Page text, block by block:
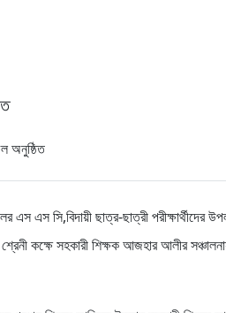
এস এস সি,বিদায়ী ছাত্র-ছাত্রী পরীক্ষার্থীদের
শ্রেনী কক্ষে সহকারী শিক্ষক আজহার আলীর